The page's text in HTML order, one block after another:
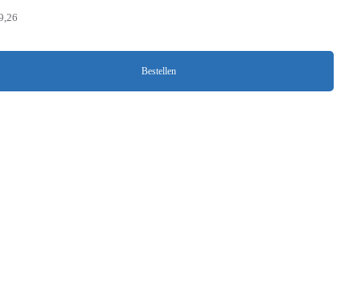
Bestellen